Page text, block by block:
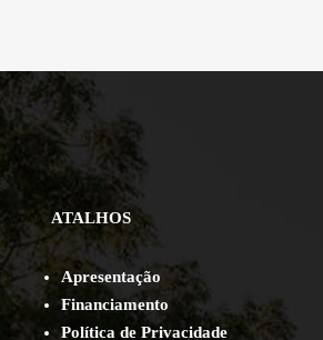
ATALHOS
Apresentação
Financiamento
Política de Privacidade